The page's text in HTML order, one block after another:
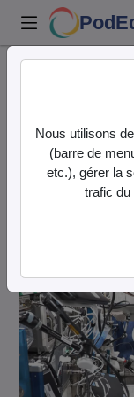
Brevet d'Initiation
Esa Epsilon
Description de
Brevet
Nous utilisons
(barre de
etc.), gérer la
trafic du